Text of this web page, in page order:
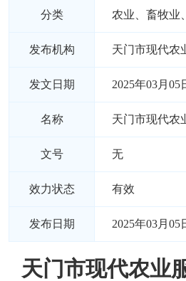
分类 农业、畜牧业
发布机构 天门市现代农
发文日期 2025年03月05
名称 天门市现代农
文号 无
效力状态 有效
发布日期 2025年03月05
天门市现代农业